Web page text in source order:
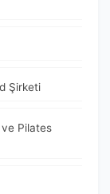
Şirketi
ve Pilates